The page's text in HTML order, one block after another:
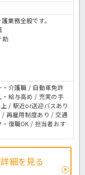
業務全般です。
助
介護職 / 自動車免許
給与高め / 充実の手
/ 駅近or送迎バスあり
再雇用制度あり / 交通
復職OK / 担当者おす
詳細を見る